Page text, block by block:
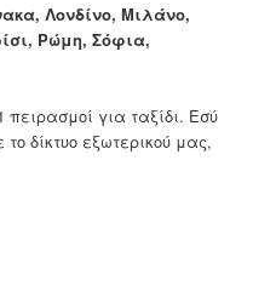
Λονδίνο, Μιλάνο,
Ρώμη, Σόφια,
πειρασμοί για ταξίδι. Εσύ
δίκτυο εξωτερικού μας,